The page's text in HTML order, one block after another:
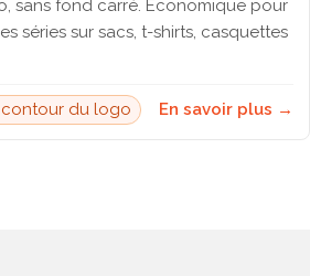
sans fond carré. Économique pour
séries sur sacs, t-shirts, casquettes
contour du logo En savoir plus →